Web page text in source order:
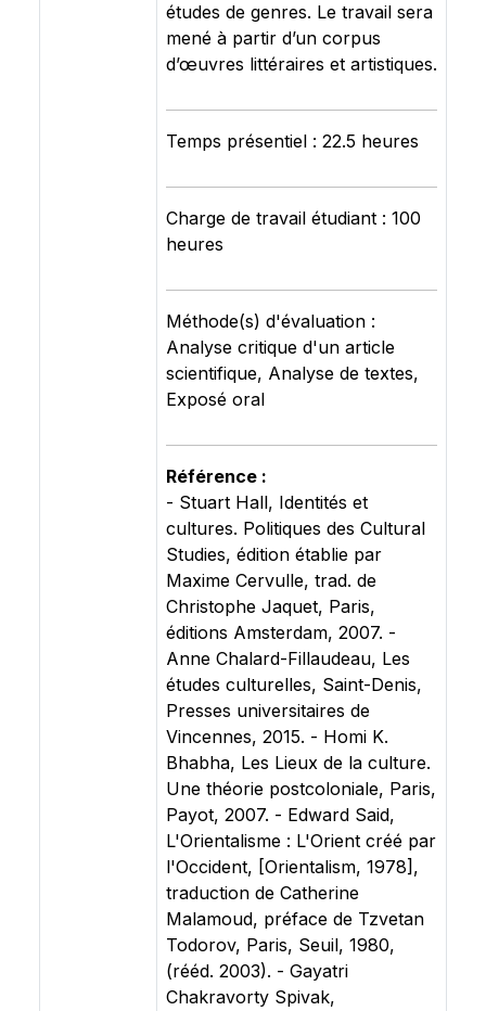
études de genres. Le travail sera
mené à partir d’un corpus
d’œuvres littéraires et artistiques.
Temps présentiel : 22.5 heures
Charge de travail étudiant : 100
heures
Méthode(s) d'évaluation :
Analyse critique d'un article
scientifique, Analyse de textes,
Exposé oral
Référence :
- Stuart Hall, Identités et
cultures. Politiques des Cultural
Studies, édition établie par
Maxime Cervulle, trad. de
Christophe Jaquet, Paris,
éditions Amsterdam, 2007. -
Anne Chalard-Fillaudeau, Les
études culturelles, Saint-Denis,
Presses universitaires de
Vincennes, 2015. - Homi K.
Bhabha, Les Lieux de la culture.
Une théorie postcoloniale, Paris,
Payot, 2007. - Edward Said,
L'Orientalisme : L'Orient créé par
l'Occident, [Orientalism, 1978],
traduction de Catherine
Malamoud, préface de Tzvetan
Todorov, Paris, Seuil, 1980,
(rééd. 2003). - Gayatri
Chakravorty Spivak,